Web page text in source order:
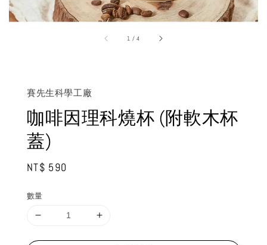
1 /4
賽先生科學工廠
咖啡因理科燒杯 (附軟木杯
蓋)
Regular
NT$ 590
數量